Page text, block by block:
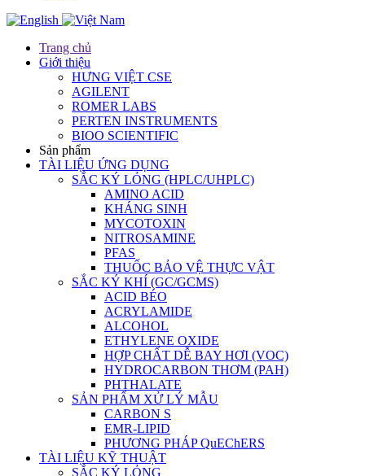
Trang chủ
Giới thiệu
HƯNG VIỆT CSE
AGILENT
ROMER LABS
PERTEN INSTRUMENTS
BIOO SCIENTIFIC
Sản phẩm
TÀI LIỆU ỨNG DỤNG
SẮC KÝ LỎNG (HPLC/UHPLC)
AMINO ACID
KHÁNG SINH
MYCOTOXIN
NITROSAMINE
PFAS
THUỐC BẢO VỆ THỰC VẬT
SẮC KÝ KHÍ (GC/GCMS)
ACID BÉO
ACRYLAMIDE
ALCOHOL
ETHYLENE OXIDE
HỢP CHẤT DỄ BAY HƠI (VOC)
HYDROCARBON THƠM (PAH)
PHTHALATE
SẢN PHẨM XỬ LÝ MẪU
CARBON S
EMR-LIPID
PHƯƠNG PHÁP QuEChERS
TÀI LIỆU KỸ THUẬT
SẮC KÝ LỎNG